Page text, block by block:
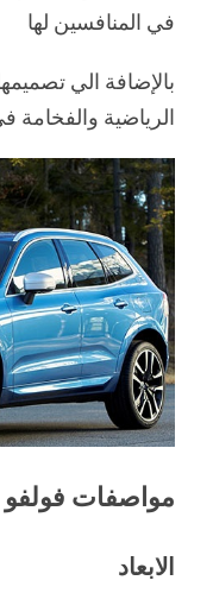
في المنافسين لها
بالإضافة الي
الرياضية والفخامة
مواصفات فولفو
الابعاد